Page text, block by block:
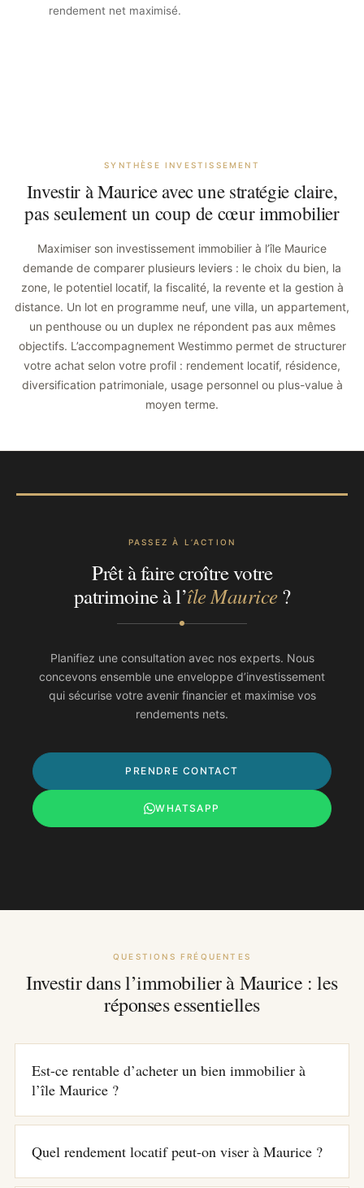
rendement net maximisé.
SYNTHÈSE INVESTISSEMENT
Investir à Maurice avec une stratégie claire,
pas seulement un coup de cœur immobilier
Maximiser son investissement immobilier à l’île Maurice
demande de comparer plusieurs leviers : le choix du bien, la
zone, le potentiel locatif, la fiscalité, la revente et la gestion à
distance. Un lot en programme neuf, une villa, un appartement,
un penthouse ou un duplex ne répondent pas aux mêmes
objectifs. L’accompagnement Westimmo permet de structurer
votre achat selon votre profil : rendement locatif, résidence,
diversification patrimoniale, usage personnel ou plus-value à
moyen terme.
PASSEZ À L’ACTION
Prêt à faire croître votre
patrimoine à l’île Maurice?
Planifiez une consultation avec nos experts. Nous
concevons ensemble une enveloppe d’investissement
qui sécurise votre avenir financier et maximise vos
rendements nets.
PRENDRE CONTACT
WHATSAPP
QUESTIONS FRÉQUENTES
Investir dans l’immobilier à Maurice : les
réponses essentielles
Est-ce rentable d’acheter un bien immobilier à
l’île Maurice ?
Quel rendement locatif peut-on viser à Maurice ?